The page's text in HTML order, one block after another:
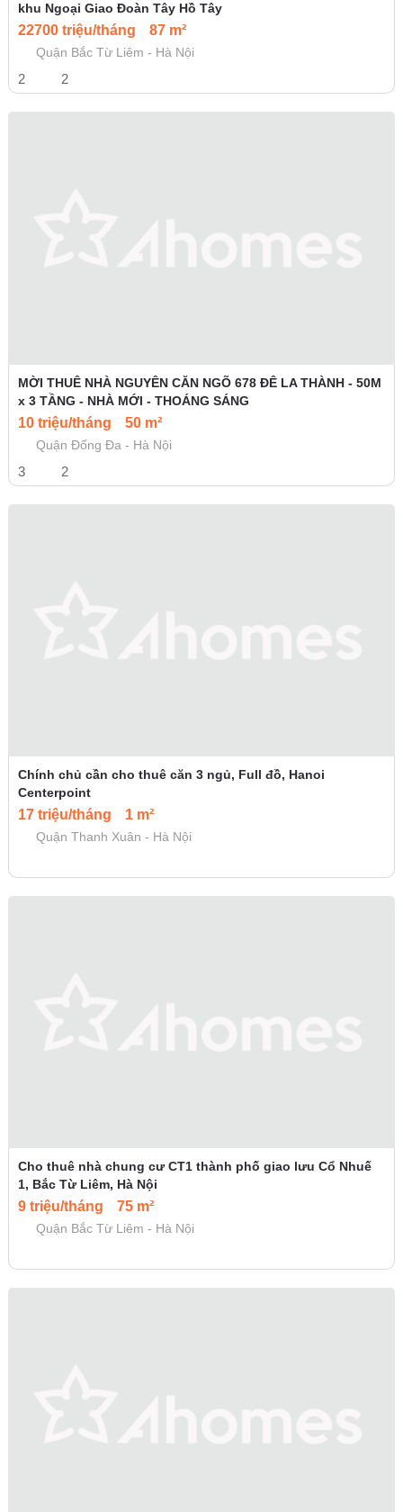
khu Ngoại Giao Đoàn Tây Hồ Tây
22700 triệu/tháng 87 m²
Quận Bắc Từ Liêm - Hà Nội
2 2
MỜI THUÊ NHÀ NGUYÊN CĂN NGÕ 678 ĐÊ LA THÀNH - 50M
x 3 TẦNG - NHÀ MỚI - THOÁNG SÁNG
10 triệu/tháng 50 m²
Quận Đống Đa - Hà Nội
3 2
Chính chủ cần cho thuê căn 3 ngủ, Full đồ, Hanoi
Centerpoint
17 triệu/tháng 1 m²
Quận Thanh Xuân - Hà Nội
Cho thuê nhà chung cư CT1 thành phố giao lưu Cổ Nhuế
1, Bắc Từ Liêm, Hà Nội
9 triệu/tháng 75 m²
Quận Bắc Từ Liêm - Hà Nội